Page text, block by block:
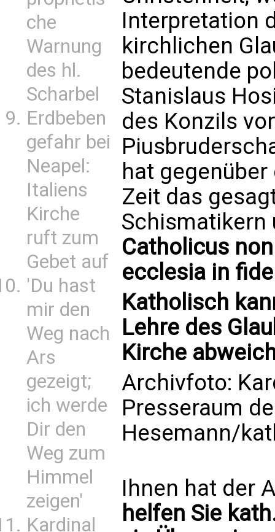
che
Warnung
des hl.
Scharbel
Erdbeben
gefahr bei
Neapel:
Italiens
Kirche
ruft zum
Gebet auf
'Du hast
mir den
Weg nach
Ars
gezeigt;
ich werde
Dir den
Weg zum
Himmel
zeigen'
Kardinal
Interpretation
kirchlichen
bedeutende
Stanislaus
des Konzils
hat
Zeit das
Schismatikern
Catholicus
ecclesia in
Katholisch
Lehre des
Kirche
Archivfoto:
Presseraum
Hesemann/
Ihnen hat der
helfen Sie